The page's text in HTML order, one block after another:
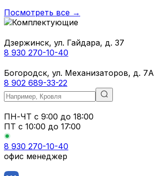
Посмотреть все →
Дзержинск, ул. Гайдара, д. 37
8 930 270-10-40
Богородск, ул. Механизаторов, д. 7А
8 902 689-33-22
ПН-ЧТ с 9:00 до 18:00
ПТ с 10:00 до 17:00
8 930 270-10-40
офис менеджер